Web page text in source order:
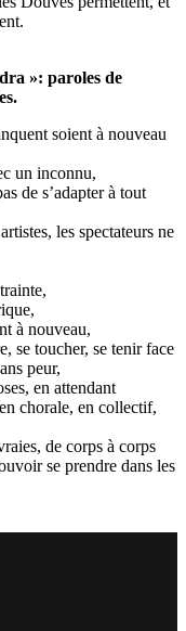
»: paroles de
soient à nouveau
un inconnu,
de s’adapter à tout
les spectateurs ne
à nouveau,
se toucher, se tenir face
peur,
en attendant
chorale, en collectif,
de corps à corps
se prendre dans les